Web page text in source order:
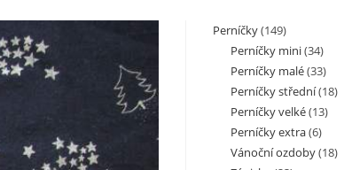
Perníčky(149)
Perníčky mini(34)
Perníčky malé(33)
Perníčky střední(18)
Perníčky velké(13)
Perníčky extra(6)
Vánoční ozdoby(18)